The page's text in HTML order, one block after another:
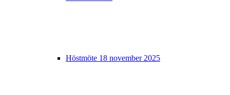
Höstmöte 18 november 2025